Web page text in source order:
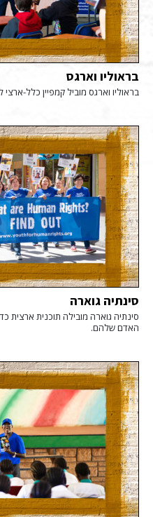
בראוליו וארגס
בראוליו וארגס מוביל קמפיין כלל-
סינתיה גוארה
סינתיה גוארה מובילה תוכנית ארצית
האדם שלהם.